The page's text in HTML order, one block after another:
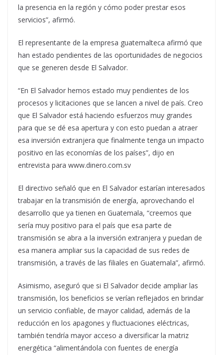
la presencia en la región y cómo poder prestar esos
servicios”, afirmó.
El representante de la empresa guatemalteca afirmó que
han estado pendientes de las oportunidades de negocios
que se generen desde El Salvador.
“En El Salvador hemos estado muy pendientes de los
procesos y licitaciones que se lancen a nivel de país. Creo
que El Salvador está haciendo esfuerzos muy grandes
para que se dé esa apertura y con esto puedan a atraer
esa inversión extranjera que finalmente tenga un impacto
positivo en las economías de los países”, dijo en
entrevista para www.dinero.com.sv
El directivo señaló que en El Salvador estarían interesados
trabajar en la transmisión de energía, aprovechando el
desarrollo que ya tienen en Guatemala, “creemos que
sería muy positivo para el país que esa parte de
transmisión se abra a la inversión extranjera y puedan de
esa manera ampliar sus la capacidad de sus redes de
transmisión, a través de las filiales en Guatemala”, afirmó.
Asimismo, aseguró que si El Salvador decide ampliar las
transmisión, los beneficios se verían reflejados en brindar
un servicio confiable, de mayor calidad, además de la
reducción en los apagones y fluctuaciones eléctricas,
también tendría mayor acceso a diversificar la matriz
energética “alimentándola con fuentes de energía